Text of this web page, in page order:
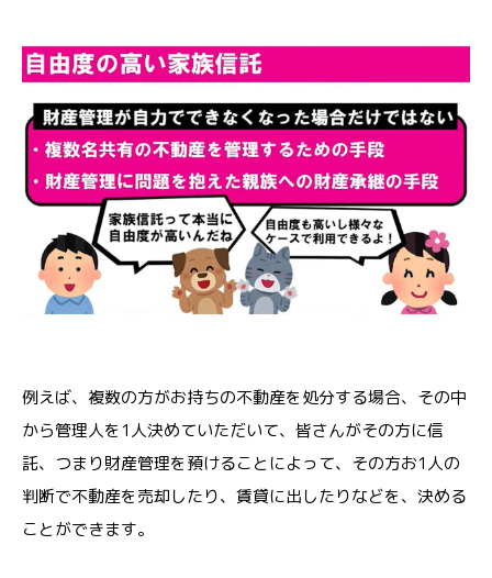
例えば、複数の方がお持ちの不動産を処分する場合、その中
から管理人を1人決めていただいて、皆さんがその方に信
託、つまり財産管理を預けることによって、その方お1人の
判断で不動産を売却したり、賃貸に出したりなどを、決める
ことができます。